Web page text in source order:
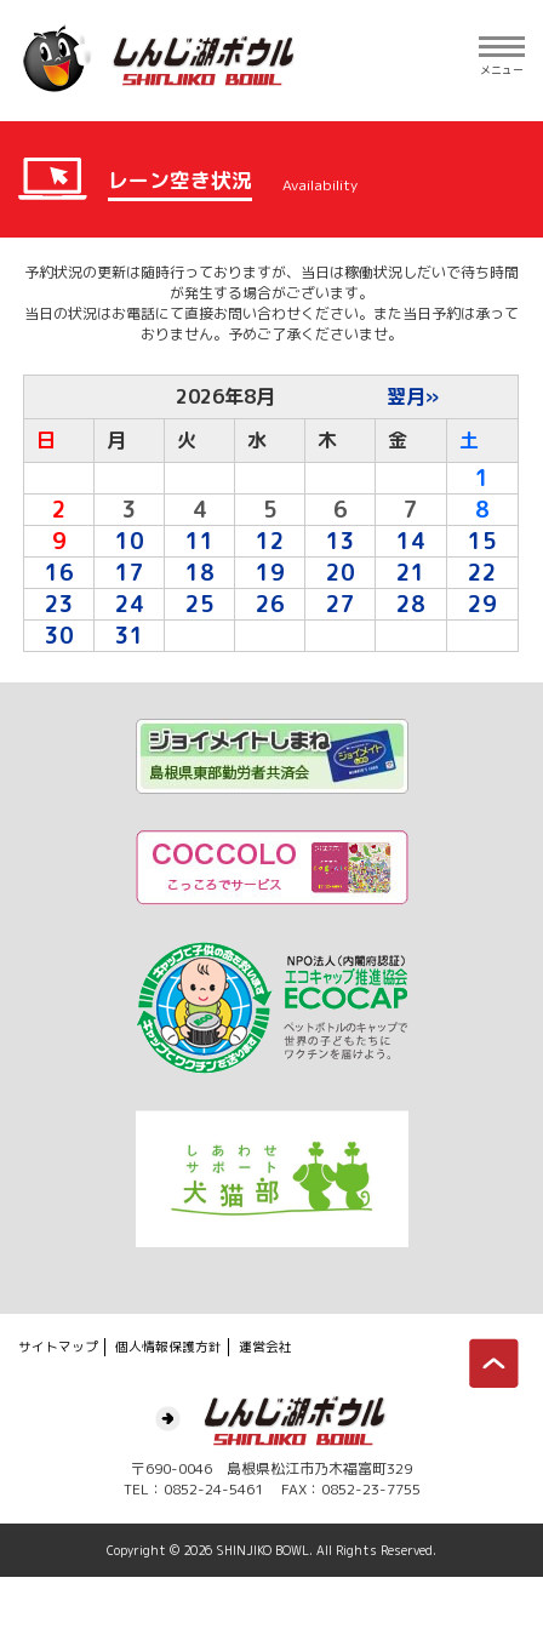
Toggle
メニュー
レーン空き状況 Availability
予約状況の更新は随時行っておりますが、当日は稼働状況しだいで待ち時間
が発生する場合がございます。
当日の状況はお電話にて直接お問い合わせください。また当日予約は承って
おりません。予めご了承くださいませ。
2026年8月
翌月»
日
月 火 水 木 金 土
1
2
3 4 5 6 7
8
9
10 11 12 13 14
15
16
17 18 19 20 21
22
23
24 25 26 27 28
29
30
31
サイトマップ 個人情報保護方針 運営会社
〒690-0046 島根県松江市乃木福富町329
TEL：0852-24-5461 FAX：0852-23-7755
Copyright © 2026 SHINJIKO BOWL. All Rights Reserved.